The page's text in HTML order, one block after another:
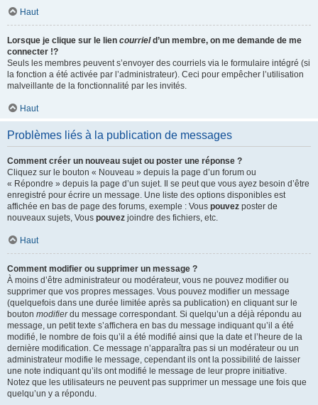
Haut
Lorsque je clique sur le lien courrield’un membre, on me demande de me
connecter !?
Seuls les membres peuvent s’envoyer des courriels via le formulaire intégré (si
la fonction a été activée par l’administrateur). Ceci pour empêcher l’utilisation
malveillante de la fonctionnalité par les invités.
Haut
Problèmes liés à la publication de messages
Comment créer un nouveau sujet ou poster une réponse ?
Cliquez sur le bouton « Nouveau » depuis la page d’un forum ou
« Répondre » depuis la page d’un sujet. Il se peut que vous ayez besoin d’être
enregistré pour écrire un message. Une liste des options disponibles est
affichée en bas de page des forums, exemple : Vous pouvez poster de
nouveaux sujets, Vous pouvez joindre des fichiers, etc.
Haut
Comment modifier ou supprimer un message ?
À moins d’être administrateur ou modérateur, vous ne pouvez modifier ou
supprimer que vos propres messages. Vous pouvez modifier un message
(quelquefois dans une durée limitée après sa publication) en cliquant sur le
bouton modifierdu message correspondant. Si quelqu’un a déjà répondu au
message, un petit texte s’affichera en bas du message indiquant qu’il a été
modifié, le nombre de fois qu’il a été modifié ainsi que la date et l’heure de la
dernière modification. Ce message n’apparaîtra pas si un modérateur ou un
administrateur modifie le message, cependant ils ont la possibilité de laisser
une note indiquant qu’ils ont modifié le message de leur propre initiative.
Notez que les utilisateurs ne peuvent pas supprimer un message une fois que
quelqu’un y a répondu.